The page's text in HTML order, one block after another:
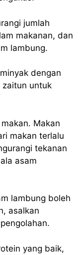
jumlah
makanan, dan
lambung.
dengan
untuk
Makan
makan terlalu
tekanan
asam
lambung boleh
asalkan
yang baik,